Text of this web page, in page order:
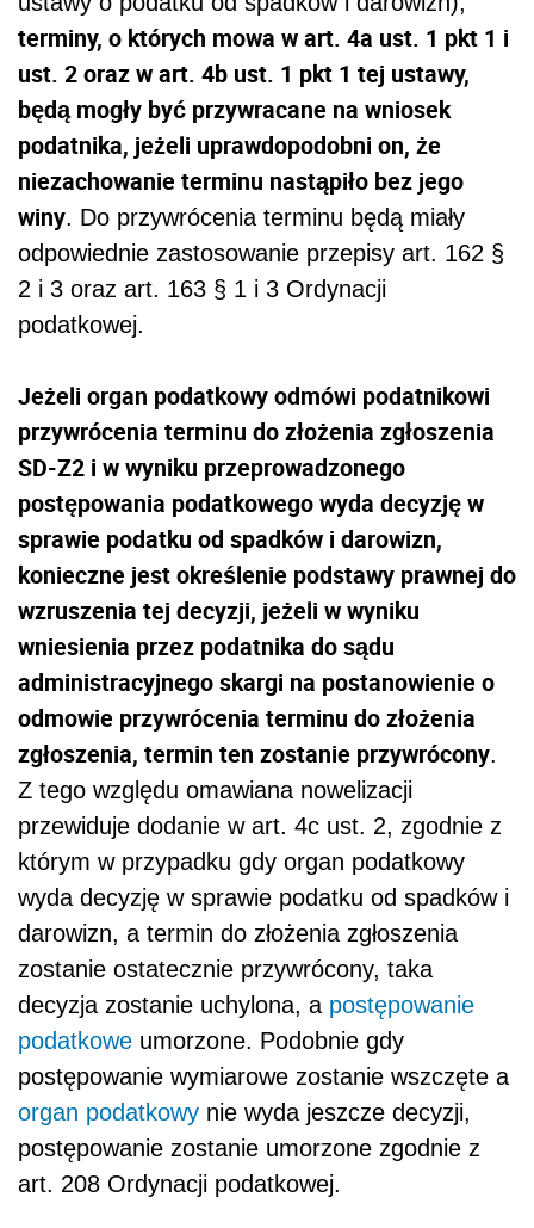
terminy, o których mowa w art. 4a ust. 1 pkt 1 i
ust. 2 oraz w art. 4b ust. 1 pkt 1 tej ustawy,
będą mogły być przywracane na wniosek
podatnika, jeżeli uprawdopodobni on, że
niezachowanie terminu nastąpiło bez jego
winy. Do przywrócenia terminu będą miały
odpowiednie zastosowanie przepisy art. 162 §
2 i 3 oraz art. 163 § 1 i 3 Ordynacji
podatkowej.
Jeżeli organ podatkowy odmówi podatnikowi
przywrócenia terminu do złożenia zgłoszenia
SD-Z2 i w wyniku przeprowadzonego
postępowania podatkowego wyda decyzję w
sprawie podatku od spadków i darowizn,
konieczne jest określenie podstawy prawnej do
wzruszenia tej decyzji, jeżeli w wyniku
wniesienia przez podatnika do sądu
administracyjnego skargi na postanowienie o
odmowie przywrócenia terminu do złożenia
zgłoszenia, termin ten zostanie przywrócony.
Z tego względu omawiana nowelizacji
przewiduje dodanie w art. 4c ust. 2, zgodnie z
którym w przypadku gdy organ podatkowy
wyda decyzję w sprawie podatku od spadków i
darowizn, a termin do złożenia zgłoszenia
zostanie ostatecznie przywrócony, taka
decyzja zostanie uchylona, a postępowanie
podatkowe umorzone. Podobnie gdy
postępowanie wymiarowe zostanie wszczęte a
organ podatkowy nie wyda jeszcze decyzji,
postępowanie zostanie umorzone zgodnie z
art. 208 Ordynacji podatkowej.